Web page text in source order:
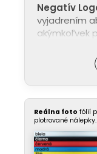
Negatív
vyjadrením
akýmkoľvek
Reálna foto fólií
plotrované nálepky.